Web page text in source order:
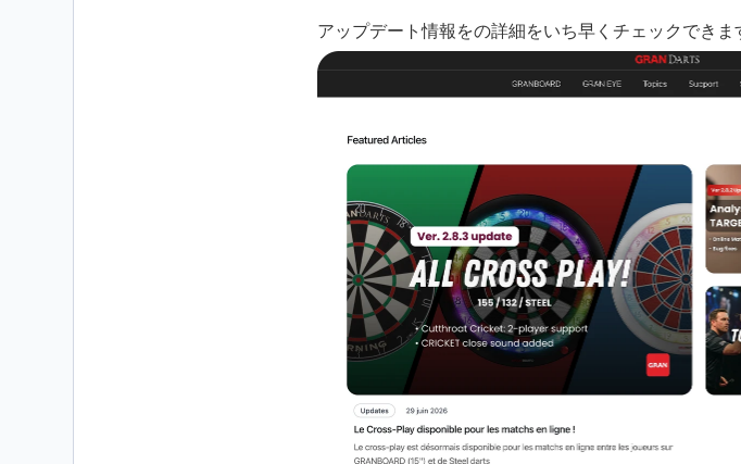
アップデート情報をの詳細をいち早くチェックできま